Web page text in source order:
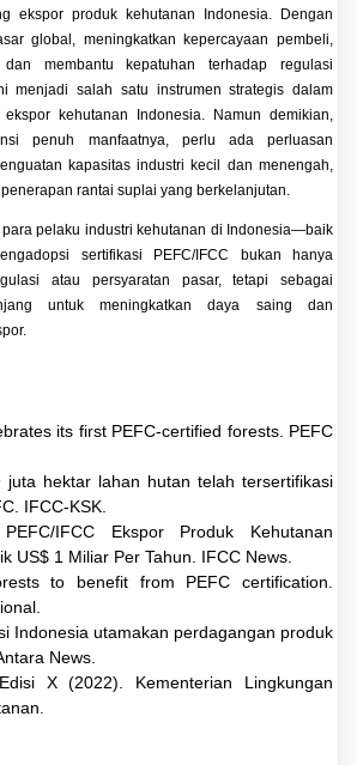
ekspor produk kehutanan Indonesia. Dengan
global, meningkatkan kepercayaan pembeli,
membantu kepatuhan terhadap regulasi
menjadi salah satu instrumen strategis dalam
kehutanan Indonesia. Namun demikian,
penuh manfaatnya, perlu ada perluasan
kapasitas industri kecil dan menengah,
rantai suplai yang berkelanjutan.
pelaku industri kehutanan di Indonesia—baik
sertifikasi PEFC/IFCC bukan hanya
atau persyaratan pasar, tetapi sebagai
untuk meningkatkan daya saing dan
its first PEFC-certified forests. PEFC
juta hektar lahan hutan telah tersertifikasi
IFCC-KSK.
PEFC/IFCC Ekspor Produk Kehutanan
US$ 1 Miliar Per Tahun. IFCC News.
to benefit from PEFC certification.
Indonesia utamakan perdagangan produk
News.
X (2022). Kementerian Lingkungan